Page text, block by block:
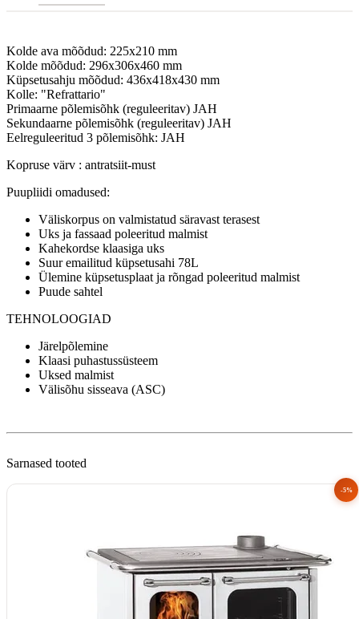
Klaasi kuju:
Kütus:
Garantii:
Energiaklass:
VÄHEM INFOT
Kolde ava mõõdud: 225x210 mm
Kolde mõõdud: 296x306x460 mm
Küpsetusahju mõõdud: 436x418x430 mm
Kolle: "Refrattario"
Primaarne põlemisõhk (reguleeritav) JAH
Sekundaarne põlemisõhk (reguleeritav) JAH
Eelreguleeritud 3 põlemisõhk: JAH
Kopruse värv : antratsiit-must
Puupliidi omadused:
Väliskorpus on valmistatud säravast terasest
Uks ja fassaad poleeritud malmist
Kahekordse klaasiga uks
Suur emailitud küpsetusahi 78L
Ülemine küpsetusplaat ja rõngad poleeritud malmist
Puude sahtel
TEHNOLOOGIAD
Järelpõlemine
Klaasi puhastussüsteem
Uksed malmist
Välisõhu sisseava (ASC)
Sarnased tooted
-5%